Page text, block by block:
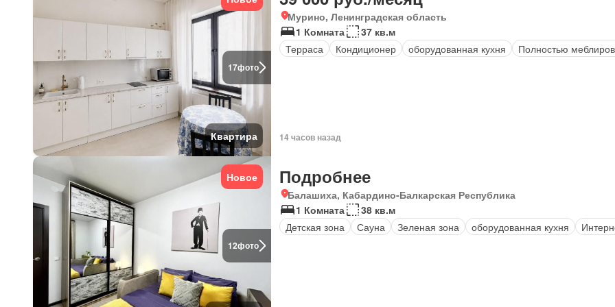
17фото
Квартира
Мурино, Ленинградская область
1 Комната
37 кв.м
Терраса
Кондиционер оборудованная кухня Полностью
14 часов назад
12фото
Новое Подробнее
Балашиха, Кабардино-Балкарская Республика
1 Комната
38 кв.м
Детская зона
Сауна Зеленая зона оборудованная кухня